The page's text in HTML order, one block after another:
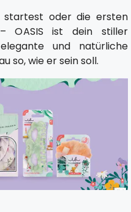
oder die ersten
OASIS ist dein stiller
und natürliche
so, wie er sein soll.